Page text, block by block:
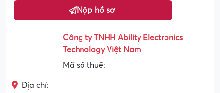
Nộp hồ sơ
Công ty TNHH Ability Electronics
Technology Việt Nam
Mã số thuế:
Địa chỉ: